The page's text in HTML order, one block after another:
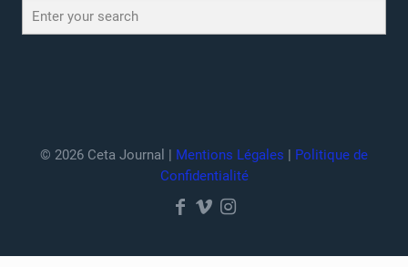
© 2026 Ceta Journal | Mentions Légales | Politique de
Confidentialité